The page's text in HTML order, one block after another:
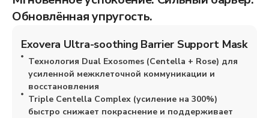
Обновлённая упругость.
Exovera Ultra-soothing Barrier Support Mask
Технология Dual Exosomes (Centella + Rose) для
усиленной межклеточной коммуникации и
восстановления
Triple Centella Complex (усиление на 300%)
быстро снижает покраснение и поддерживает